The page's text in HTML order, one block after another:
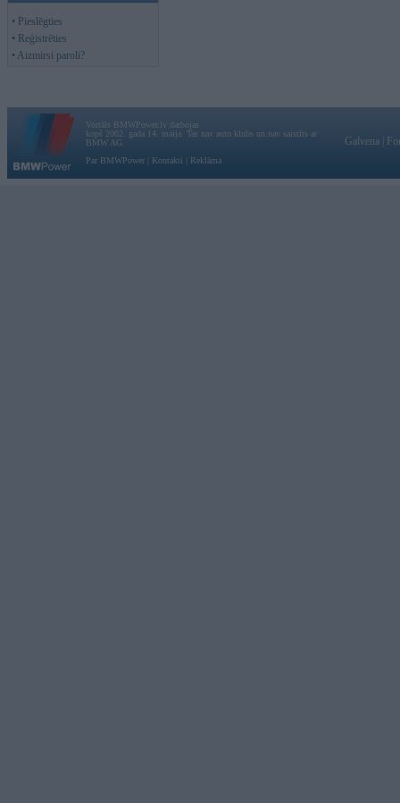
• Pieslēgties
• Reģistrēties
• Aizmirsi paroli?
Vortāls BMWPower.lv darbojas
kopš 2002. gada 14. maija. Tas nav auto klubs un nav saistīts ar
BMW AG.
Par BMWPower
Kontakti Reklāma
Galvena